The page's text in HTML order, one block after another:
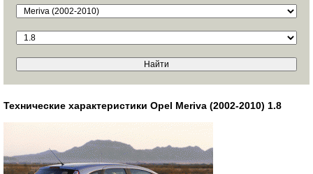
Технические характеристики Opel Meriva (2002-2010) 1.8